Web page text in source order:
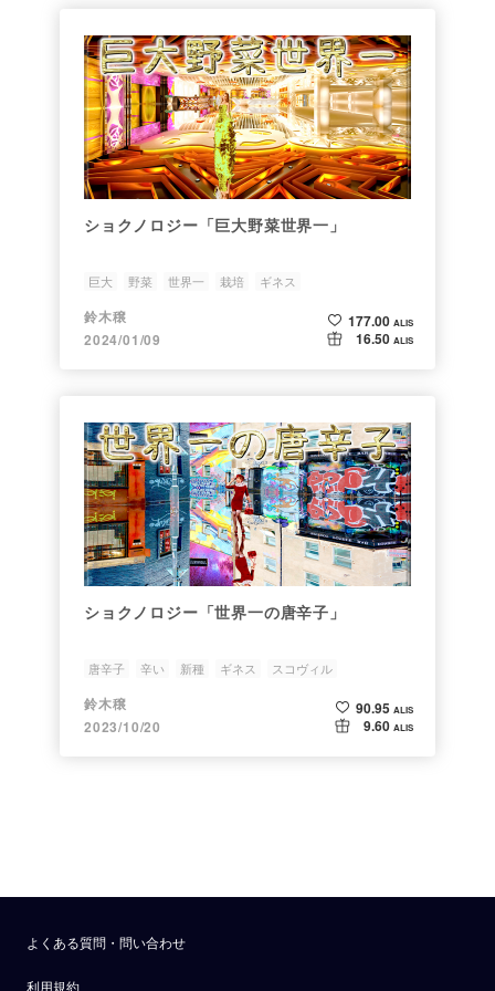
ショクノロジー「巨大野菜世界一」
巨大 野菜 世界一 栽培 ギネス
鈴木穣
2024/01/09
177.00 ALIS
16.50 ALIS
ショクノロジー「世界一の唐辛子」
唐辛子 辛い 新種 ギネス スコヴィル
鈴木穣
2023/10/20
90.95 ALIS
9.60 ALIS
よくある質問・問い合わせ
利用規約